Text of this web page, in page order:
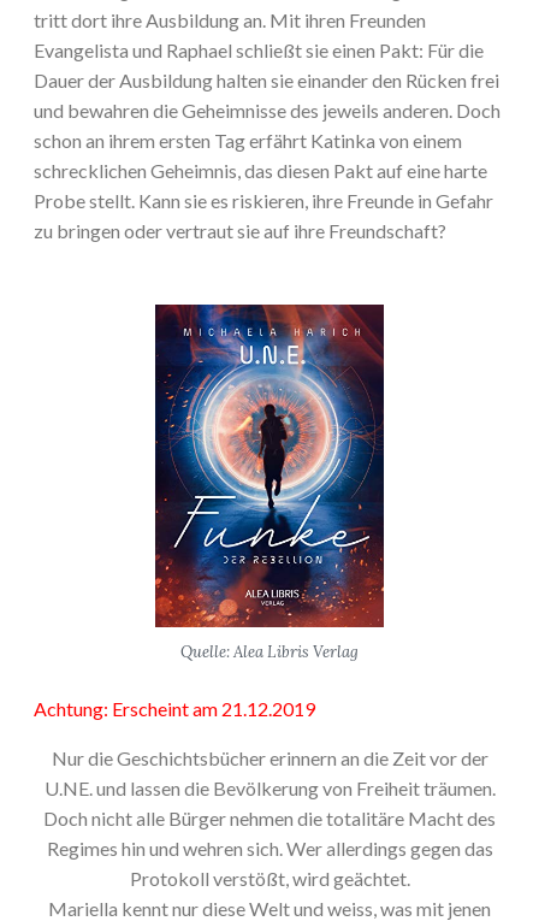
tritt dort ihre Ausbildung an. Mit ihren Freunden
Evangelista und Raphael schließt sie einen Pakt: Für die
Dauer der Ausbildung halten sie einander den Rücken frei
und bewahren die Geheimnisse des jeweils anderen. Doch
schon an ihrem ersten Tag erfährt Katinka von einem
schrecklichen Geheimnis, das diesen Pakt auf eine harte
Probe stellt. Kann sie es riskieren, ihre Freunde in Gefahr
zu bringen oder vertraut sie auf ihre Freundschaft?
Quelle: Alea Libris Verlag
Achtung: Erscheint am 21.12.2019
Nur die Geschichtsbücher erinnern an die Zeit vor der
U.NE. und lassen die Bevölkerung von Freiheit träumen.
Doch nicht alle Bürger nehmen die totalitäre Macht des
Regimes hin und wehren sich. Wer allerdings gegen das
Protokoll verstößt, wird geächtet.
Mariella kennt nur diese Welt und weiss, was mit jenen